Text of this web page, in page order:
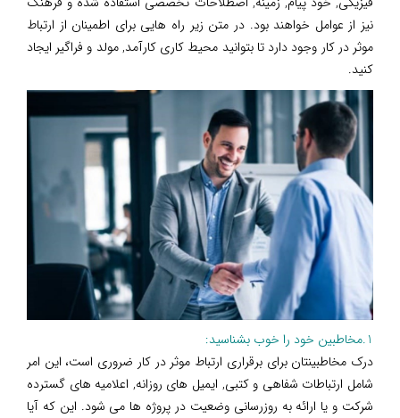
نیز از عوامل خواهند بود. در متن زیر راه هایی برای اطمینان از ارتباط
موثر در کار وجود دارد تا بتوانید محیط کاری کارآمد, مولد و فراگیر ایجاد
کنید.
1.مخاطبین خود را خوب بشناسید:
درک مخاطبینتان برای برقراری ارتباط موثر در کار ضروری است، این امر
شامل ارتباطات شفاهی و کتبی, ایمیل های روزانه, اعلامیه های گسترده
شرکت و یا ارائه به روزرسانی وضعیت در پروژه ها می شود. این که آیا